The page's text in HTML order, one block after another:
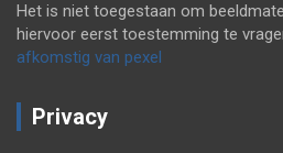
Het is niet toegestaan om
hiervoor eerst toestemming te
afkomstig van pexel
Privacy